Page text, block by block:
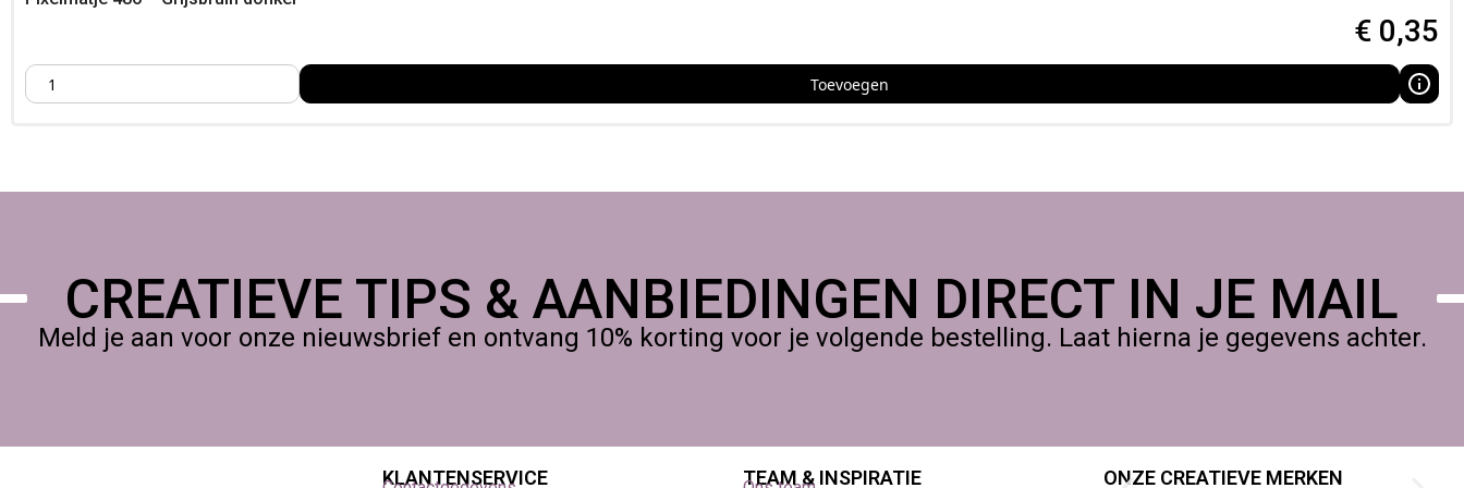
€ 0,35
Toevoegen
CREATIEVE TIPS & AANBIEDINGEN DIRECT IN JE MAIL
Meld je aan voor onze nieuwsbrief en ontvang 10% korting voor je volgende bestelling. Laat hierna je gegevens achter.
KLANTENSERVICE TEAM & INSPIRATIE ONZE CREATIEVE MERKEN